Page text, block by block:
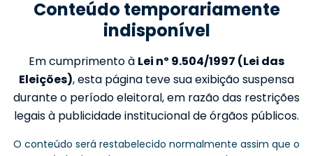
Conteúdo temporariamente
indisponível
Em cumprimento à Lei nº 9.504/1997 (Lei das
Eleições), esta página teve sua exibição suspensa
durante o período eleitoral, em razão das restrições
legais à publicidade institucional de órgãos públicos.
O conteúdo será restabelecido normalmente assim que o